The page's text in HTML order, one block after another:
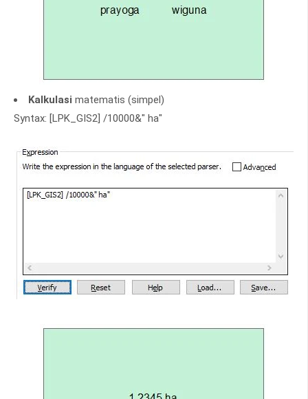
Kalkulasi matematis (simpel)
Syntax: [LPK_GIS2] /10000&" ha"